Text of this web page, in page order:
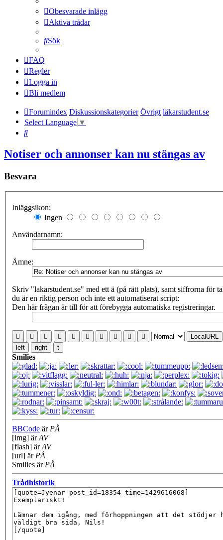
Obesvarade inlägg
Aktiva trådar
Sök
FAQ
Regler
Logga in
Bli medlem
Forumindex Diskussionskategorier Övrigt läkarstudent.se
Select Language ▼
Sök
Notiser och annonser kan nu stängas av
Besvara
Inläggsikon:
Ingen
Användarnamn:
Ämne:
Skriv "lakarstudent.se" med ett ä (på rätt plats), samt siffrorna för
du är en riktig person och inte ett automatiserat script:
Den här frågan är till för att förebygga automatiska registreringar.
LocalURL
left
right t
Smilies
BBCode är PÅ
[img] ärAV
[flash] ärAV
[url] är PÅ
Smilies är PÅ
Trådhistorik